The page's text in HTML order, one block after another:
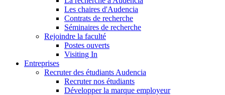
Les chaires d'Audencia
Contrats de recherche
Séminaires de recherche
Rejoindre la faculté
Postes ouverts
Visiting In
Entreprises
Recruter des étudiants Audencia
Recruter nos étudiants
Développer la marque employeur